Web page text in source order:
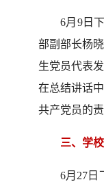
6月9日
部副部长杨
生党员代表
在总结讲话
共产党员的
三、学
6月27日